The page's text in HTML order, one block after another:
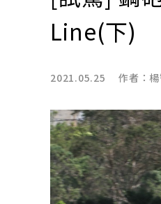
Line(下)
2021.05.25 作者：